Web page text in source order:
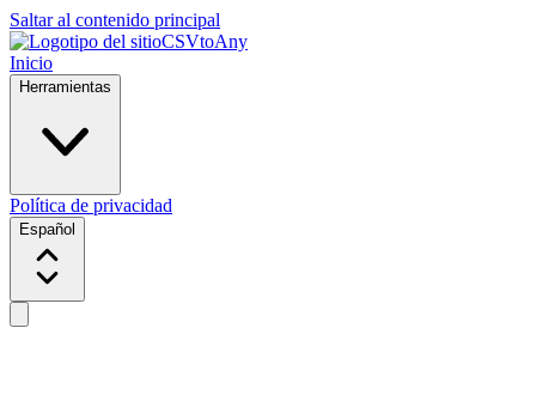
Saltar al contenido principal
CSVtoAny
Inicio
Herramientas
Política de privacidad
Español